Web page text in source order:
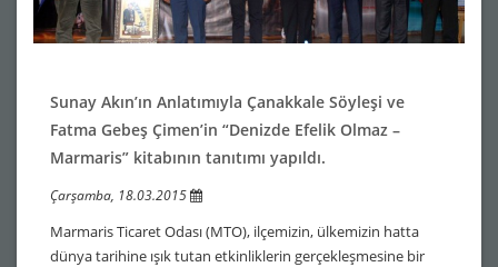
Sunay Akın’ın Anlatımıyla Çanakkale Söyleşi ve
Fatma Gebeş Çimen’in “Denizde Efelik Olmaz –
Marmaris” kitabının tanıtımı yapıldı.
Çarşamba, 18.03.2015
Marmaris Ticaret Odası (MTO), ilçemizin, ülkemizin hatta
dünya tarihine ışık tutan etkinliklerin gerçekleşmesine bir